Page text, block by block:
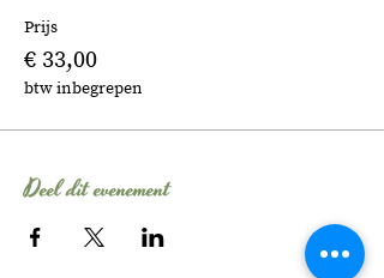
Prijs
€ 33,00
btw inbegrepen
Deel dit evenement